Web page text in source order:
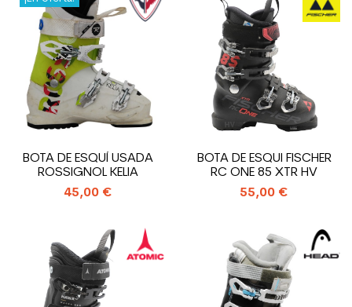
BOTA DE ESQUÍ USADA
ROSSIGNOL KELIA
45,00 €
BOTA DE ESQUI FISCHER
RC ONE 85 XTR HV
55,00 €